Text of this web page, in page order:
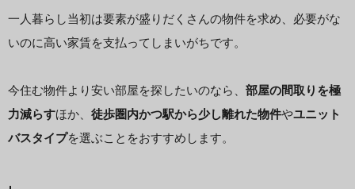
一人暮らし当初は要素が盛りだくさんの物件を求め、必要がな
いのに高い家賃を支払ってしまいがちです。
今住む物件より安い部屋を探したいのなら、 部屋の間取りを極
力減らすほか、 徒歩圏内かつ駅から少し離れた物件やユニット
バスタイプを選ぶことをおすすめします。